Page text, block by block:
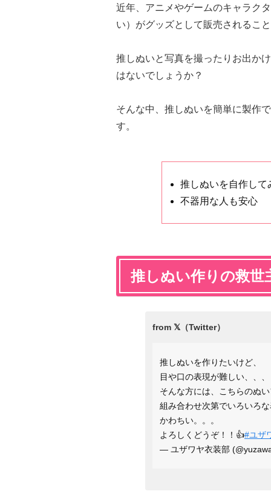
近年、アニメやゲームのキャラク
い）がグッズとして販売されるこ
推しぬいと写真を撮ったりお出か
はないでしょうか？
そんな中、推しぬいを簡単に製作
す。
推しぬいを自作して
不器用な人も安心
推しぬい作りの救
推しぬいを作りたいけど、
目や口の表現が難しい、、
そんな方には、こちらのぬ
組み合わせ次第でいろいろ
かわちい。。。
よろしくどうぞ！！👍#ユザ
— ユザワヤ衣装部